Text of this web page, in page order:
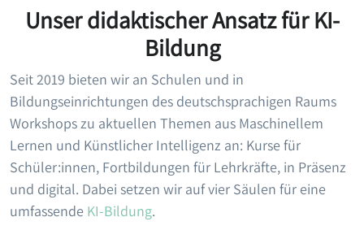
Unser didaktischer Ansatz für KI-
Bildung
Seit 2019 bieten wir an Schulen und in
Bildungseinrichtungen des deutschsprachigen Raums
Workshops zu aktuellen Themen aus Maschinellem
Lernen und Künstlicher Intelligenz an: Kurse für
Schüler:innen, Fortbildungen für Lehrkräfte, in Präsenz
und digital. Dabei setzen wir auf vier Säulen für eine
umfassende KI-Bildung.